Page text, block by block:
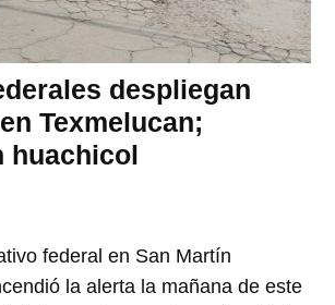
despliegan
Texmelucan;
huachicol
federal en San Martín
la alerta la mañana de este